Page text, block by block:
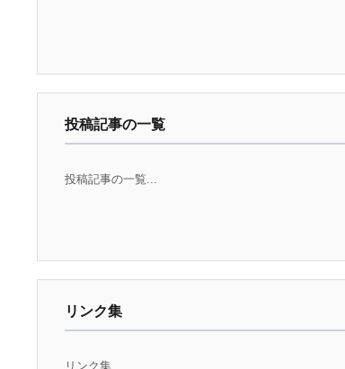
投稿記事の一覧
投稿記事の一覧...
リンク集
リンク集...